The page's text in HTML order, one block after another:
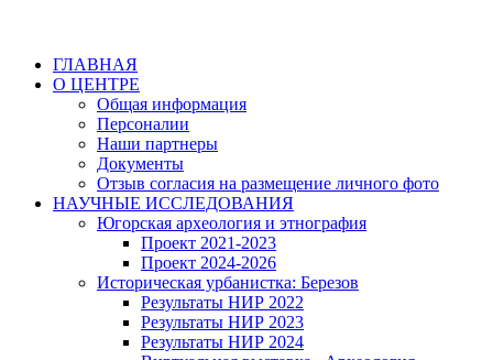
ГЛАВНАЯ
О ЦЕНТРЕ
Общая информация
Персоналии
Наши партнеры
Документы
Отзыв согласия на размещение личного фото
НАУЧНЫЕ ИССЛЕДОВАНИЯ
Югорская археология и этнография
Проект 2021-2023
Проект 2024-2026
Историческая урбанистка: Березов
Результаты НИР 2022
Результаты НИР 2023
Результаты НИР 2024